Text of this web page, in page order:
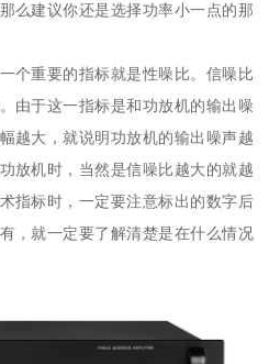
么建议你还是选择功率小一点的那
个重要的指标就是性噪比。信噪比
由于这一指标是和功放机的输出噪
越大，就说明功放机的输出噪声越
放机时，当然是信噪比越大的就越
指标时，一定要注意标出的数字后
，就一定要了解清楚是在什么情况